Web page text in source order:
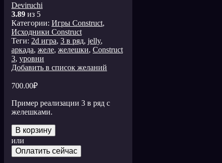
Deviruchi
3.89 из 5
Категории: Игры Construct,
Исходники Construct
Теги: 2d игра, 3 в ряд, jelly,
аркада, желе, желешки, Сonstruct
3, уровни
Добавить в список желаний
700.00₽
Пример реализации 3 в ряд с
желешками.
В корзину
или
Оплатить сейчас